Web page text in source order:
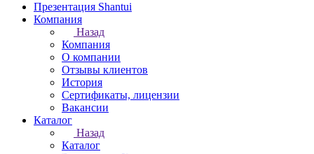
Презентация Shantui
Компания
Назад
Компания
О компании
Отзывы клиентов
История
Сертификаты, лицензии
Вакансии
Каталог
Назад
Каталог